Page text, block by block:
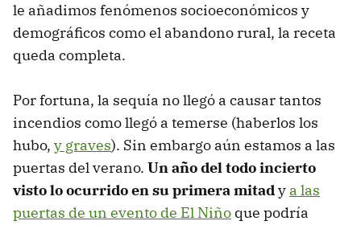
le añadimos fenómenos socioeconómicos y
demográficos como el abandono rural, la receta
queda completa.
Por fortuna, la sequía no llegó a causar tantos
incendios como llegó a temerse (haberlos los
hubo, y graves). Sin embargo aún estamos a las
puertas del verano. Un año del todo incierto
visto lo ocurrido en su primera mitady a las
puertas de un evento de El Niño que podría